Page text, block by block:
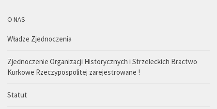
O NAS
Władze Zjednoczenia
Zjednoczenie Organizacji Historycznych i Strzeleckich Bractwo
Kurkowe Rzeczypospolitej zarejestrowane !
Statut